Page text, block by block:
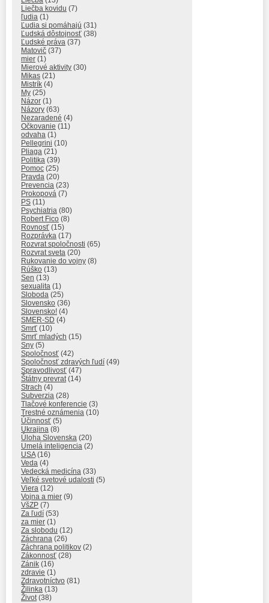
Liečba kovidu (7)
ľudia (1)
Ľudia si pomáhajú (31)
Ľudská dôstojnosť (38)
Ľudské práva (37)
Matovič (37)
mier (1)
Mierové aktivity (30)
Mikas (21)
Mistrík (4)
My (25)
Názor (1)
Názory (63)
Nezaradené (4)
Očkovanie (11)
odvaha (1)
Pellegrini (10)
Pliaga (21)
Politika (39)
Pomoc (25)
Pravda (20)
Prevencia (23)
Prokopová (7)
PS (11)
Psychiatria (80)
Robert Fico (8)
Rovnosť (15)
Rozprávka (17)
Rozvrat spoločnosti (65)
Rozvrat sveta (20)
Rukovanie do vojny (8)
Rúško (13)
Sen (13)
sexualita (1)
Sloboda (25)
Slovensko (36)
Slovensko! (4)
SMER-SD (4)
Smrť (10)
Smrť mladých (15)
Sny (5)
Spoločnosť (42)
Spoločnosť zdravých ľudí (49)
Spravodlivosť (47)
Štátny prevrat(14)
Strach (4)
Subverzia (28)
Tlačové konferencie (3)
Trestné oznámenia (10)
Účinnosť (5)
Ukrajina (8)
Úloha Slovenska (20)
Umelá inteligencia (2)
USA(16)
Veda (4)
Vedecká medicína (33)
Veľké svetové udalosti (5)
Viera (12)
Vojna a mier (9)
VšZP (7)
Za ľudí (53)
za mier (1)
Za slobodu (12)
Záchrana (26)
Záchrana politikov (2)
Zákonnosť (28)
Zánik (16)
zdravie (1)
Zdravotníctvo (81)
Žilinka (13)
Život(38)